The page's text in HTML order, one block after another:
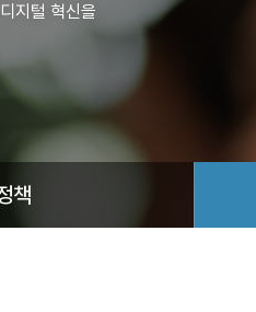
인증
시는길
지털 혁신을
책